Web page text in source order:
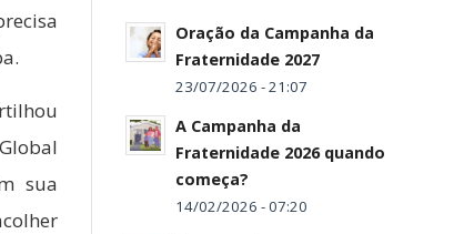
sua
Oração da Campanha da
Fraternidade 2027
23/07/2026 - 21:07
A Campanha da
Fraternidade 2026 quando
começa?
14/02/2026 - 07:20